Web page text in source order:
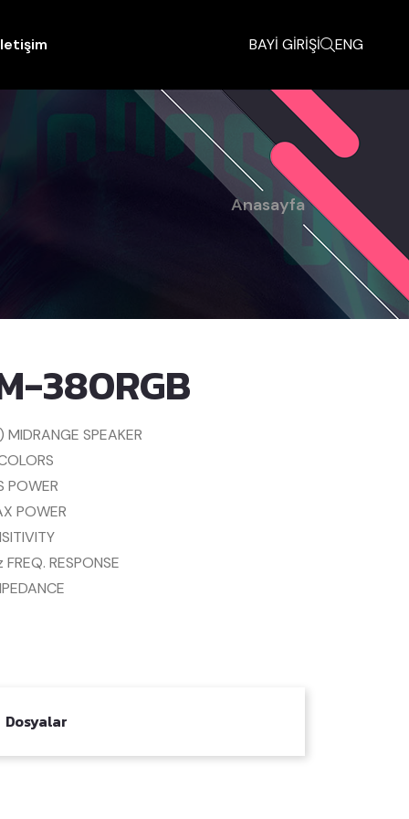
BAYİ GİRİŞİ ENG
Anasayfa
380RGB
SPEAKER
POWER
POWER
RESPONSE
Dosyalar